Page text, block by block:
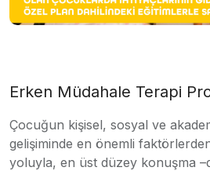
Erken Müdahale Terapi
Çocuğun kişisel, sosyal ve
gelişiminde en önemli
yoluyla, en üst düzey konuşma